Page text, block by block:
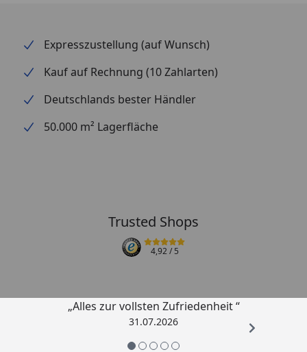
Expresszustellung (auf Wunsch)
Kauf auf Rechnung (10 Zahlarten)
Deutschlands bester Händler
50.000 m² Lagerfläche
Trusted Shops
4,92/ 5
„Alles zur vollsten Zufriedenheit “
31.07.2026